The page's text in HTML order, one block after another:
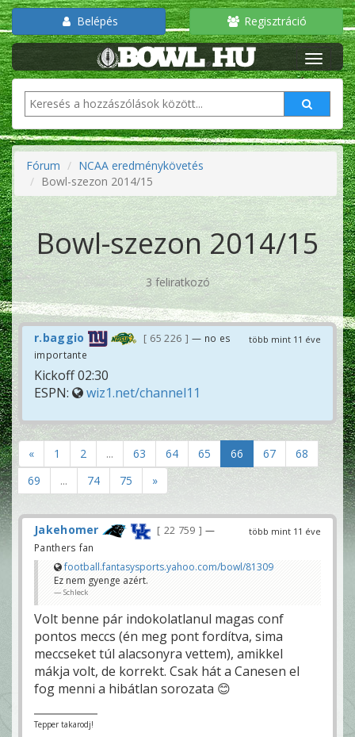
Belépés Regisztráció
Fórum
NCAA eredménykövetés
Bowl-szezon 2014/15
Bowl-szezon 2014/15
3 feliratkozó
több mint 11 éve
r.baggio 65 226
— no es
importante
Kickoff 02:30
ESPN:
wiz1.net/channel11
« 1 2 ... 63 64 65 66 67
68
69
... 74 75 »
több mint 11 éve
Jakehomer 22 759
—
Panthers fan
football.fantasysports.yahoo.com/bowl/81309
Ez nem gyenge azért.
Schleck
Volt benne pár indokolatlanul magas conf
pontos meccs (én meg pont fordítva, sima
meccseket túl alacsonyra vettem), amikkel
mákja volt, de korrekt. Csak hát a Canesen el
fog menni a hibátlan sorozata 😊
Tepper takarodj!